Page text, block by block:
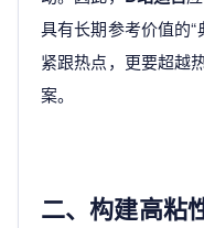
具有长期参考价值的
紧跟热点，更要超越
案。
二、构建高粘